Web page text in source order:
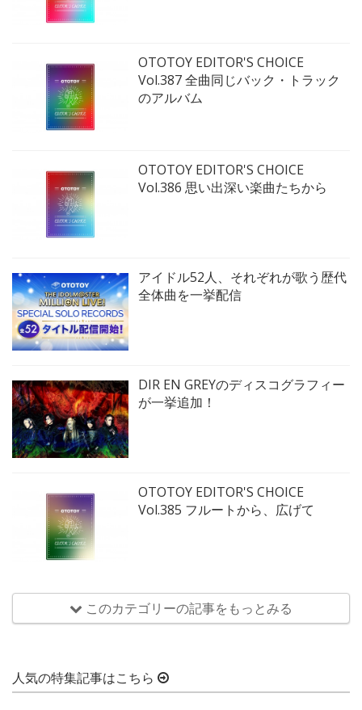
OTOTOY EDITOR'S CHOICE
Vol.387 全曲同じバック・トラック
のアルバム
OTOTOY EDITOR'S CHOICE
Vol.386 思い出深い楽曲たちから
アイドル52人、それぞれが歌う歴代
全体曲を一挙配信
DIR EN GREYのディスコグラフィー
が一挙追加！
OTOTOY EDITOR'S CHOICE
Vol.385 フルートから、広げて
このカテゴリーの記事をもっとみる
人気の特集記事はこちら